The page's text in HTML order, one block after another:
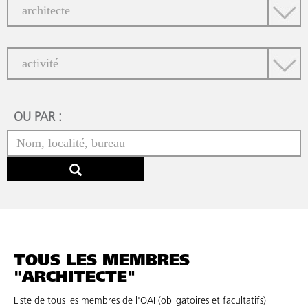
OU PAR :
TOUS LES MEMBRES
"ARCHITECTE"
Liste de tous les membres de l'OAI (obligatoires et facultatifs)